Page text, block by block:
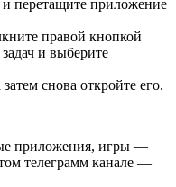
перетащите приложение
правой кнопкой
и выберите
снова откройте его.
приложения, игры —
телеграмм канале —